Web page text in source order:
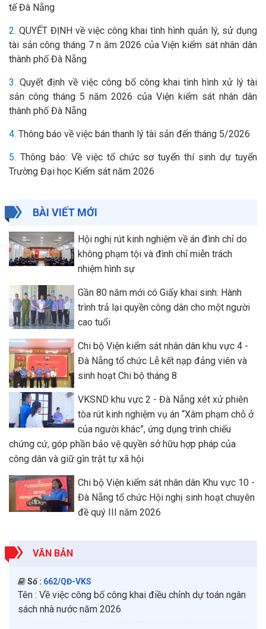
tế Đà Nẵng
2. QUYẾT ĐỊNH về việc công khai tình hình quản lý, sử dụng
tài sản công tháng 7 n ăm 2026 của Viện kiểm sát nhân dân
thành phố Đà Nẵng
3. Quyết định về việc công bố công khai tình hình xử lý tài
sản công tháng 5 năm 2026 của Viện kiểm sát nhân dân
thành phố Đà Nẵng
4. Thông báo về việc bán thanh lý tài sản đến tháng 5/2026
5. Thông báo: Về việc tổ chức sơ tuyển thí sinh dự tuyển
Trường Đại học Kiểm sát năm 2026
BÀI VIẾT MỚI
Hội nghị rút kinh nghiệm về án đình chỉ do
không phạm tội và đình chỉ miễn trách
nhiệm hình sự
Gần 80 năm mới có Giấy khai sinh: Hành
trình trả lại quyền công dân cho một người
cao tuổi
Chi bộ Viện kiểm sát nhân dân khu vực 4 -
Đà Nẵng tổ chức Lễ kết nạp đảng viên và
sinh hoạt Chi bộ tháng 8
VKSND khu vực 2 - Đà Nẵng xét xử phiên
tòa rút kinh nghiệm vụ án “Xâm phạm chỗ ở
của người khác”, ứng dụng trình chiếu
chứng cứ, góp phần bảo vệ quyền sở hữu hợp pháp của
công dân và giữ gìn trật tự xã hội
Chi bộ Viện kiểm sát nhân dân Khu vực 10 -
Đà Nẵng tổ chức Hội nghị sinh hoạt chuyên
đề quý III năm 2026
VĂN BẢN
Số : 662/QĐ-VKS
Tên : Về việc công bố công khai điều chỉnh dự toán ngân
sách nhà nước năm 2026